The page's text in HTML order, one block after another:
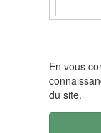
En vous
du site.